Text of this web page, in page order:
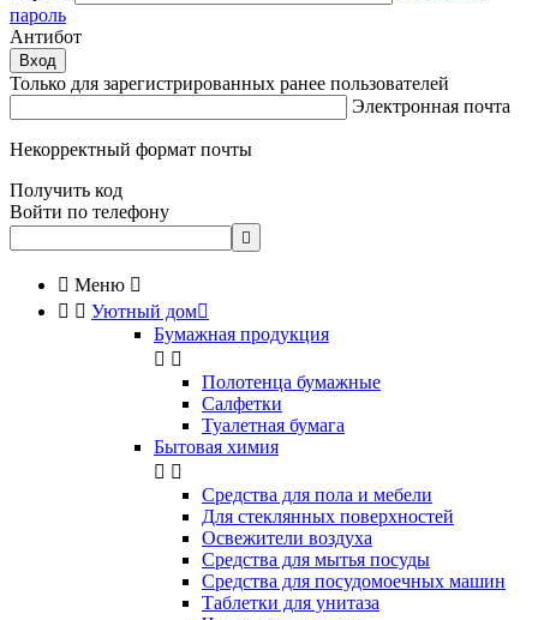
пароль
Антибот
Вход
Только для зарегистрированных ранее пользователей
Электронная почта
Некорректный формат почты
Получить код
Войти по телефону

 Меню 
  Уютный дом
Бумажная продукция
 
Полотенца бумажные
Салфетки
Туалетная бумага
Бытовая химия
 
Cредства для пола и мебели
Для стеклянных поверхностей
Освежители воздуха
Средства для мытья посуды
Средства для посудомоечных машин
Таблетки для унитаза